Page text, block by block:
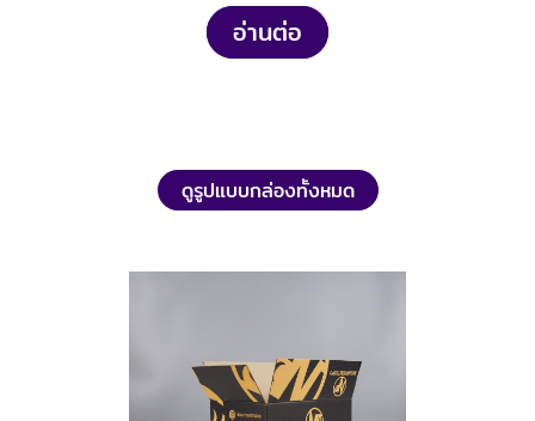
อ่านต่อ
ดูรูปแบบกล่องทั้งหมด